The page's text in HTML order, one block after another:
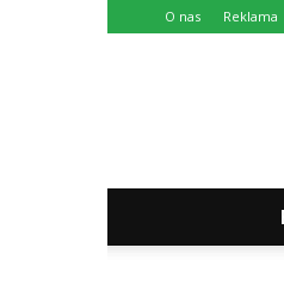
O nas Reklama